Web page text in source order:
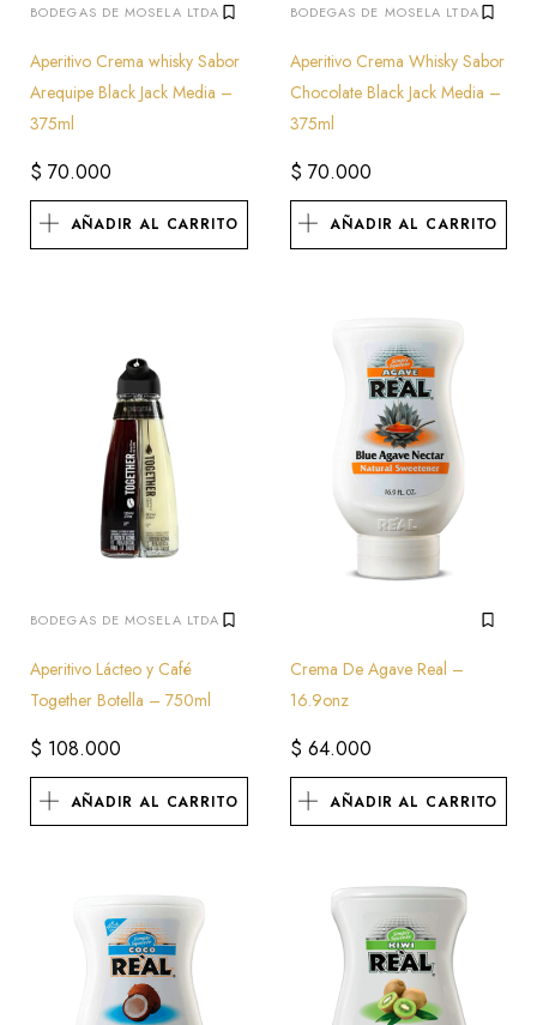
BODEGAS DE MOSELA LTDA
Aperitivo Crema whisky Sabor
Arequipe Black Jack Media –
375ml
$ 70.000
AÑADIR AL CARRITO
BODEGAS DE MOSELA LTDA
Aperitivo Crema Whisky Sabor
Chocolate Black Jack Media –
375ml
$ 70.000
AÑADIR AL CARRITO
BODEGAS DE MOSELA LTDA
Aperitivo Lácteo y Café
Together Botella – 750ml
$ 108.000
AÑADIR AL CARRITO
Crema De Agave Real –
16.9onz
$ 64.000
AÑADIR AL CARRITO